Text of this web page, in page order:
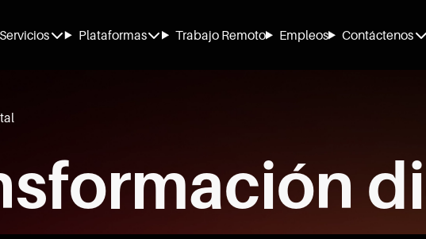
Servicios Plataformas Trabajo Remoto Empleos Contáctenos